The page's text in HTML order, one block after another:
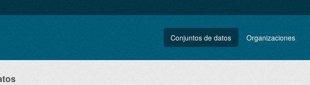
Conjuntos de datos Organizaciones